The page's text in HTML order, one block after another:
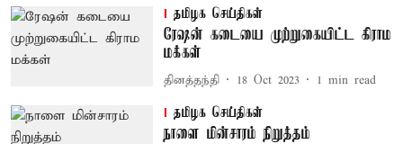
தமிழக செய்திகள்
ரேஷன் கடையை முற்றுகையிட்ட கிராம
மக்கள்
தினத்தந்தி 18 Oct 2023 1 min read
தமிழக செய்திகள்
நாளை மின்சாரம் நிறுத்தம்